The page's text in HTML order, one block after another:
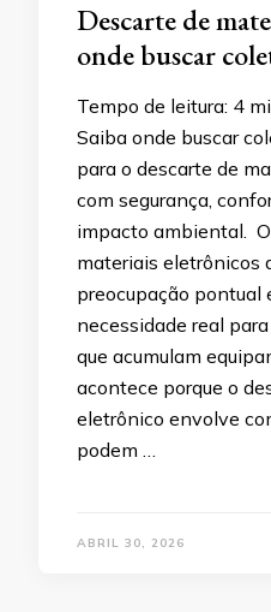
Descarte de
onde buscar
Tempo de leitura: 4
Saiba onde buscar
para o descarte de
com segurança,
impacto ambiental.
materiais eletrônicos
preocupação pontual
necessidade real
que acumulam
acontece porque o
eletrônico envolve
podem …
ABRIL 30, 2026